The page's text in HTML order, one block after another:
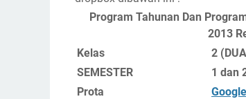
Program Tahunan Dan
2013
Kelas
2
SEMESTER
1 dan
Prota